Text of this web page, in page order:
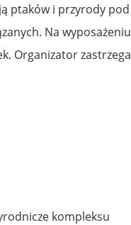
ptaków i przyrody pod
Na wyposażeniu
Organizator zastrzega
kompleksu